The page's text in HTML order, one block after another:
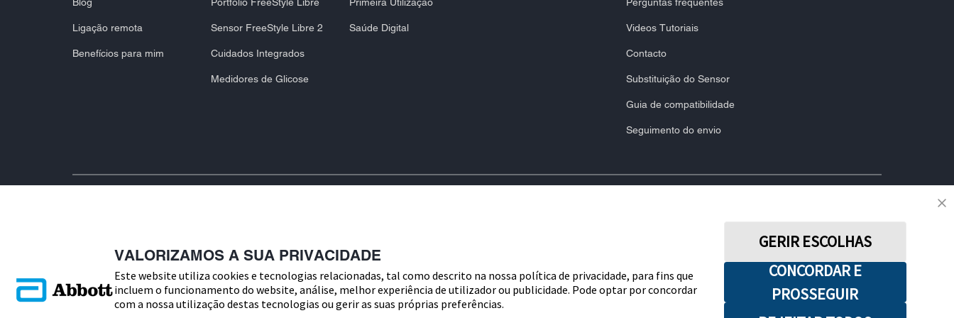
Ligação remota
Benefícios para mim
Sensor FreeStyle Libre 2
Cuidados Integrados
Medidores de Glicose
Saúde Digital Videos Tutoriais
Contacto
Substituição do Sensor
Guia de compatibilidade
Seguimento do envio
Termos e Condições de Venda
Politica de cookies
Declaração de Acessibilidade
Aviso relativo à Lei de Dados
Preferências de Cookies
Publicidade de dispositivos médicos - Consultar cuidadosamente a rotulagem e as instruções de
utilização para obter informações, avisos e precauções relacionados com a utilização dos
dispositivos. Para qualquer questão relacionada com a sua diabetes, consulte sempre o seu
profissional de saúde. O invólucro do sensor, FreeStyle, Libre e marcas relacionadas são marcas do
Abbott. Nenhum uso da marca Abbott, nome comercial ou marcas comerciais contidas neste site
poderá ser feito sem a autorização prévia, por escrito, da Abbott Laboratories, exceto para identificar
VALORIZAMOS A SUA PRIVACIDADE
Este website utiliza cookies e tecnologias relacionadas, tal como descrito na nossa política de privacidade, para fins que
incluem o funcionamento do website, análise, melhor experiência de utilizador ou publicidade. Pode optar por concordar
com a nossa utilização destas tecnologias ou gerir as suas próprias preferências.
CONCORDAR E
PROSSEGUIR
GERIR ESCOLHAS